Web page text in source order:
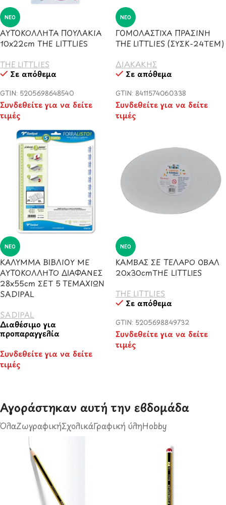
ΝΈΟ
ΑΥΤΟΚΟΛΛΗΤΑ ΠΟΥΛΑΚΙΑ
10x22cm THE LITTLIES
THE LITTLIES
Σε απόθεμα
GTIN: 5205698648540
Συνδεθείτε για να δείτε
τιμές
ΝΈΟ
ΓΟΜΟΛΑΣΤΙΧΑ ΠΡΑΣΙΝΗ
THE LITTLIES (ΣΥΣΚ-24ΤΕΜ)
ΔΙΑΚΑΚΗΣ
Σε απόθεμα
GTIN: 8411574060338
Συνδεθείτε για να δείτε
τιμές
ΝΈΟ
ΚΑΛΥΜΜΑ ΒΙΒΛΙΟΥ ΜΕ
ΑΥΤΟΚΟΛΛΗΤΟ ΔΙΑΦΑΝΕΣ
28x55cm ΣΕΤ 5 ΤΕΜΑΧΙΩΝ
SADIPAL
SADIPAL
Διαθέσιμο για
προπαραγγελία
Συνδεθείτε για να δείτε
τιμές
ΝΈΟ
ΚΑΜΒΑΣ ΣΕ ΤΕΛΑΡΟ ΟΒΑΛ
20x30cmΤΗΕ LITTLIES
THE LITTLIES
Σε απόθεμα
GTIN: 5205698849732
Συνδεθείτε για να δείτε
τιμές
Αγοράστηκαν αυτή την εβδομάδα​
ΌλαΖωγραφικήΣχολικάΓραφική ύληHobby